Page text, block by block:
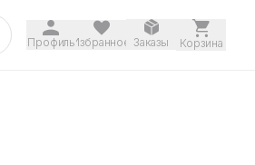
ПрофильИзбранное Заказы Корзина